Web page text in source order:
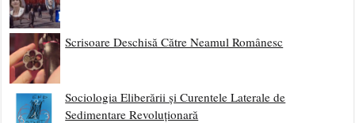
Scrisoare Deschisă Către Neamul Românesc
Sociologia Eliberării și Curentele Laterale de
Sedimentare Revoluționară